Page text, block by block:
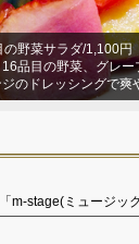
野菜サラダ/1,100円
品目の野菜、グレ
のドレッシングで爽
m-stage(ミュージッ